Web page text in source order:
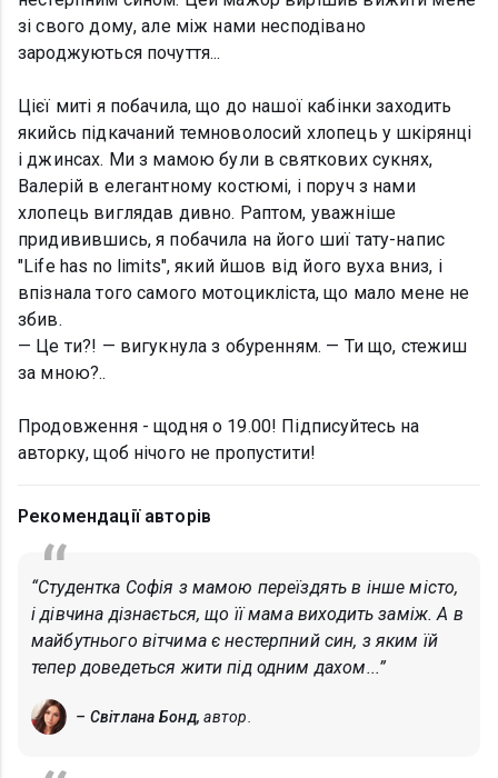
зі свого дому, але між нами несподівано
зароджуються почуття...
Цієї миті я побачила, що до нашої кабінки заходить
якийсь підкачаний темноволосий хлопець у шкірянці
і джинсах. Ми з мамою були в святкових сукнях,
Валерій в елегантному костюмі, і поруч з нами
хлопець виглядав дивно. Раптом, уважніше
придивившись, я побачила на його шиї тату-напис
"Life has no limits", який йшов від його вуха вниз, і
впізнала того самого мотоцикліста, що мало мене не
збив.
— Це ти?! — вигукнула з обуренням. — Ти що, стежиш
за мною?..
Продовження - щодня о 19.00! Підписуйтесь на
авторку, щоб нічого не пропустити!
Рекомендації авторів
“Студентка Софія з мамою переїздять в інше місто,
і дівчина дізнається, що її мама виходить заміж. А в
майбутнього вітчима є нестерпний син, з яким їй
тепер доведеться жити під одним дахом...”
– Світлана Бонд, автор.